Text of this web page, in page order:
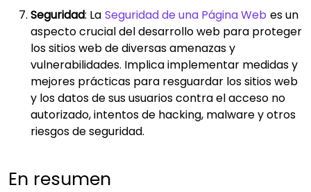
Seguridad: La Seguridad de una Página Web es un
aspecto crucial del desarrollo web para proteger
los sitios web de diversas amenazas y
vulnerabilidades. Implica implementar medidas y
mejores prácticas para resguardar los sitios web
y los datos de sus usuarios contra el acceso no
autorizado, intentos de hacking, malware y otros
riesgos de seguridad.
En resumen